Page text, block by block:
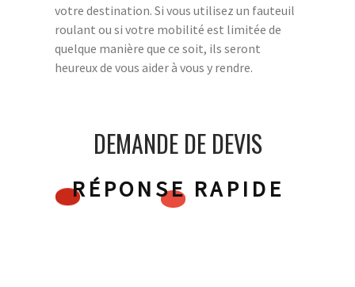
votre destination. Si vous utilisez un fauteuil
roulant ou si votre mobilité est limitée de
quelque manière que ce soit, ils seront
heureux de vous aider à vous y rendre.
DEMANDE DE DEVIS
RÉPONSE RAPIDE